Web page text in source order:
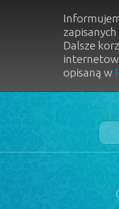
Dalsze
opisaną w